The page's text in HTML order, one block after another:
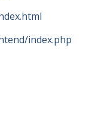
index.php